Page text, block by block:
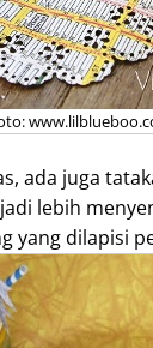
ada juga
lebih
yang dilapisi